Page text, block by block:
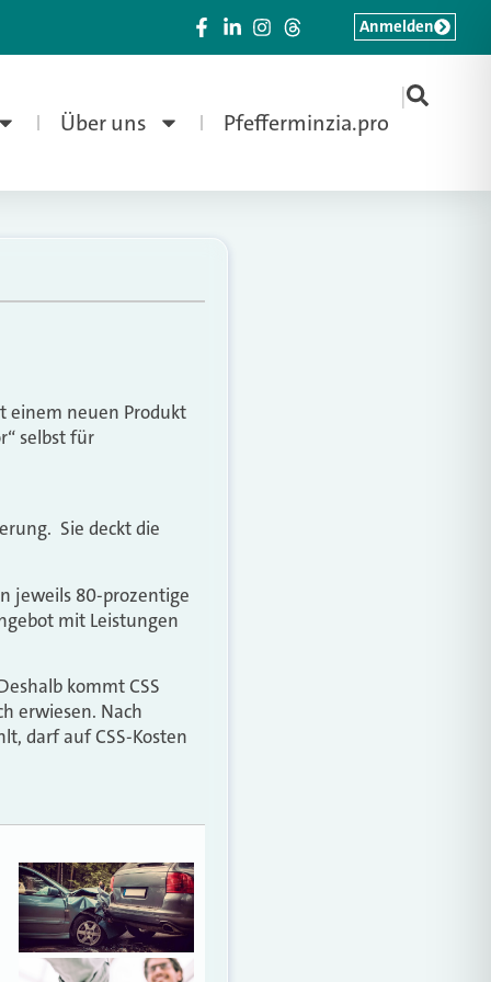
Über uns Pfefferminzia.pro
|
Anmelden
einem neuen Produkt
selbst für
Sie deckt die
jeweils 80-prozentige
mit Leistungen
kommt CSS
erwiesen. Nach
darf auf CSS-Kosten